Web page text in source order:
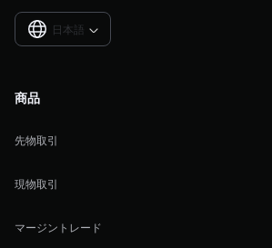
日本語 
商品
先物取引
現物取引
マージントレード